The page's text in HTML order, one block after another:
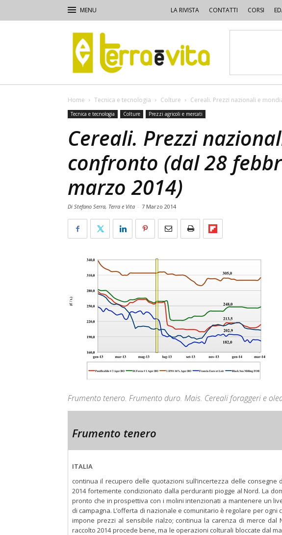
LA RIVISTA CONTATTI CORSI
Terra
e
Vita
Home Tecnica e tecnologia Colture Cereali. Prezzi nazionali e
Tecnica e tecnologia Colture Prezzi agricoli e mercati
Cereali. Prezzi
confronto (dal 28
marzo 2014)
Di Stefano Serra, Terra e Vita - 7 Marzo 2014
Frumento tenero. Frumento duro. Mais. Cereali foraggeri e
Frumento tenero
ITALIA
continua il recupero delle quotazioni sull’incertezza delle
2014 fortemente condizionato dalla perduranti piogge al Nord. La
pronto che in prospettiva con i molini intenzionati a mantenere un
di campagna. L’offerta di nazionale e comunitario è regolare per
impone prezzi al sensibile rialzo; continua la carenza di merce dal
raccolto 2014 procede bene, ma le operazioni colturali bloccate dal